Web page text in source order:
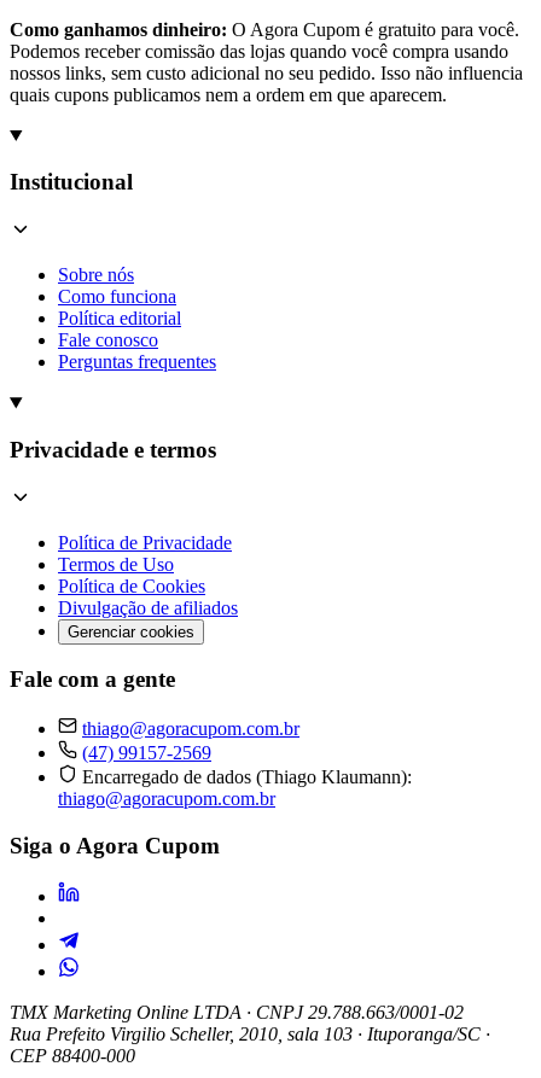
Como ganhamos dinheiro: O Agora Cupom é gratuito para você.
Podemos receber comissão das lojas quando você compra usando
nossos links, sem custo adicional no seu pedido. Isso não influencia
quais cupons publicamos nem a ordem em que aparecem.
Institucional
Sobre nós
Como funciona
Política editorial
Fale conosco
Perguntas frequentes
Privacidade e termos
Política de Privacidade
Termos de Uso
Política de Cookies
Divulgação de afiliados
Gerenciar cookies
Fale com a gente
thiago@agoracupom.com.br
(47) 99157-2569
Encarregado de dados (Thiago Klaumann):
thiago@agoracupom.com.br
Siga o Agora Cupom
TMX Marketing Online LTDA · CNPJ 29.788.663/0001-02
Rua Prefeito Virgilio Scheller, 2010, sala 103 · Ituporanga/SC ·
CEP 88400-000